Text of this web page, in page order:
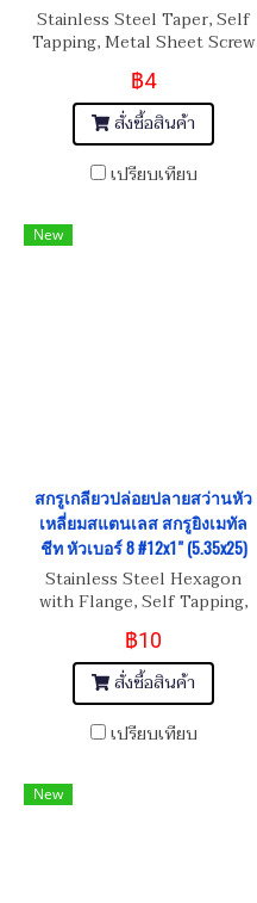
Stainless Steel Taper, Self
Tapping, Metal Sheet Screw
#8x3/4" (4.1x19 mm)
฿4
สั่งซื้อสินค้า
เปรียบเทียบ
New
สกรูเกลียวปล่อยปลายสว่านหัว
เหลี่ยมสแตนเลส สกรูยิงเมทัล
ชีท หัวเบอร์ 8 #12x1" (5.35x25)
Stainless Steel Hexagon
with Flange, Self Tapping,
Metal Sheet Screw 5x25 (
5x25 mm)
฿10
สั่งซื้อสินค้า
เปรียบเทียบ
New